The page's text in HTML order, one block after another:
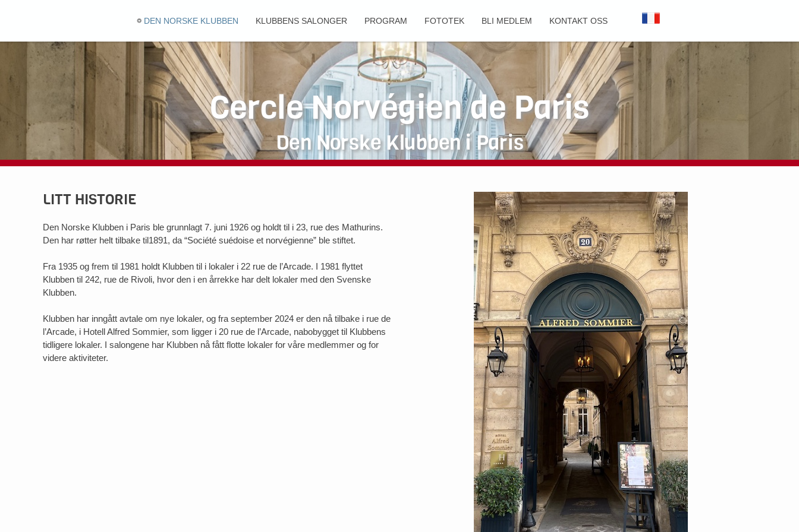
DEN NORSKE KLUBBEN KLUBBENS SALONGER PROGRAM FOTOTEK BLI MEDLEM KONTAKT OSS
Den Norske Klubben i Paris
Cercle Norvégien de Paris
LITT HISTORIE
Den Norske Klubben i Paris ble grunnlagt 7. juni 1926 og holdt til i 23, rue des Mathurins.
Den har røtter helt tilbake til1891, da “Société suédoise et norvégienne” ble stiftet.
Fra 1935 og frem til 1981 holdt Klubben til i lokaler i 22 rue de l’Arcade. I 1981 flyttet
Klubben til 242, rue de Rivoli, hvor den i en årrekke har delt lokaler med den Svenske
Klubben.
Klubben har inngått avtale om nye lokaler, og fra september 2024 er den nå tilbake i rue de
l’Arcade, i Hotell Alfred Sommier, som ligger i 20 rue de l’Arcade, nabobygget til Klubbens
tidligere lokaler. I salongene har Klubben nå fått flotte lokaler for våre medlemmer og for
videre aktiviteter.